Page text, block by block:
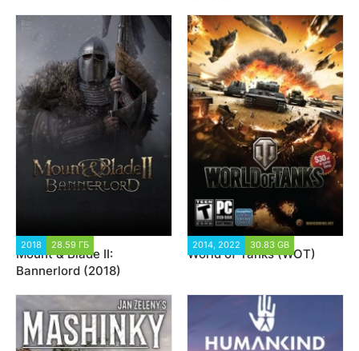
2018 28.59 ГБ
Mount & Blade II:
Bannerlord (2018)
2014, 2022 30.83 GB
World of Tanks (WOT)